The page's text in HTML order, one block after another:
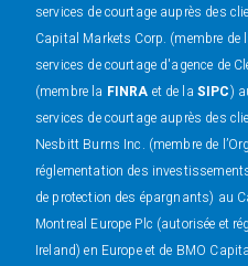
services de courtage auprès des
Capital Markets Corp. (membre de
services de courtage d'agence de
(membre la FINRA et de la SIPC)
services de courtage auprès des
Nesbitt Burns Inc. (membre de
réglementation des
de protection des épargnants) au
Montreal Europe Plc (autorisée et
Ireland) en Europe et de BMO